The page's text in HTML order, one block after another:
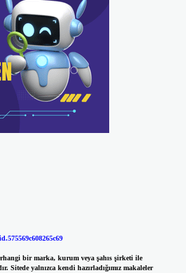
bir marka, kurum veya şahıs şirketi ile
Sitede yalnızca kendi hazırladığımız makaleler